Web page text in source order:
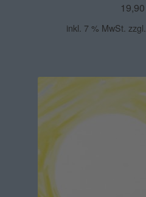
19,90
inkl. 7 % MwSt. zzgl.